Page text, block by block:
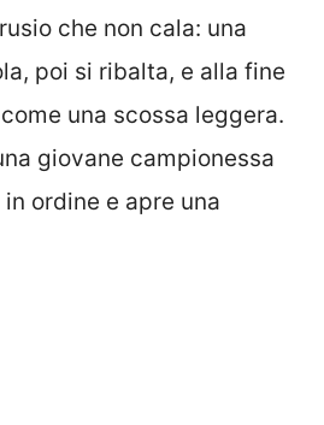
che non cala: una
poi si ribalta, e alla fine
una scossa leggera.
giovane campionessa
ordine e apre una